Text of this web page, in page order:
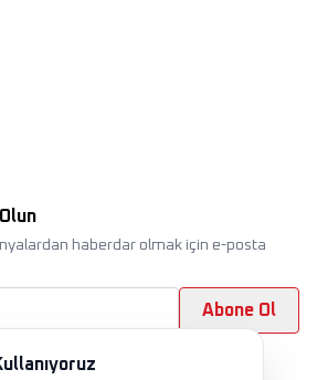
haberdar olmak için e-posta
Abone Ol